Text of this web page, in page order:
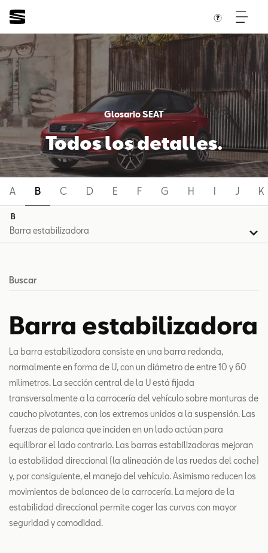
Glosario SEAT
Todos los detalles.
A B C D E F G H I J K
B
Buscar
Barra estabilizadora
La barra estabilizadora consiste en una barra redonda,
normalmente en forma de U, con un diámetro de entre 10 y 60
milímetros. La sección central de la U está fijada
transversalmente a la carrocería del vehículo sobre monturas de
caucho pivotantes, con los extremos unidos a la suspensión. Las
fuerzas de palanca que inciden en un lado actúan para
equilibrar el lado contrario. Las barras estabilizadoras mejoran
la estabilidad direccional (la alineación de las ruedas del coche)
y, por consiguiente, el manejo del vehículo. Asimismo reducen los
movimientos de balanceo de la carrocería. La mejora de la
estabilidad direccional permite coger las curvas con mayor
seguridad y comodidad.